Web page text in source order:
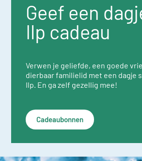
Geef een
Ilp cadeau
Verwen je geliefde, een goede
dierbaar familielid met een dagje
Ilp. En ga zelf gezellig mee!
Cadeaubonnen